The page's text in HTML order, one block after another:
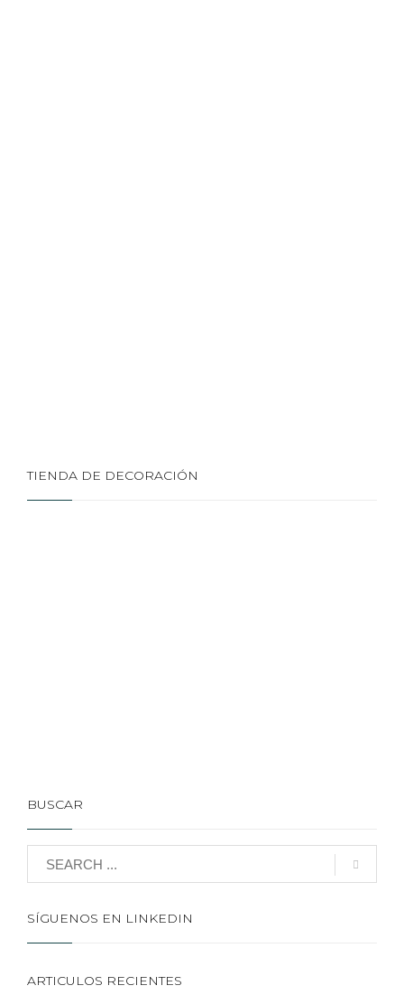
TIENDA DE DECORACIÓN
BUSCAR
SÍGUENOS EN LINKEDIN
ARTICULOS RECIENTES